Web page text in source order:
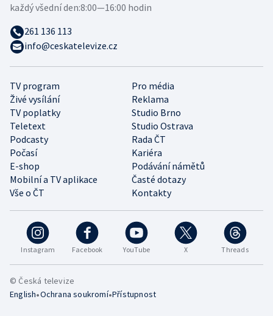
Instagram Facebook YouTube X Threads
TV program
Pro média
Živé vysílání
Reklama
TV poplatky
Studio Brno
Teletext
Studio Ostrava
Podcasty
Rada ČT
Počasí
Kariéra
E-shop
Podávání námětů
Mobilní a TV aplikace
Časté dotazy
Vše o ČT
Kontakty
každý všední den:8:00—16:00 hodin
261 136 113
info@ceskatelevize.cz
© Česká televize
English•Ochrana soukromí•Přístupnost